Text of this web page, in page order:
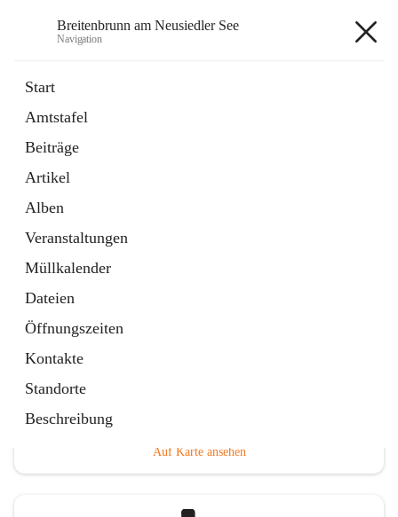
Breitenbrunn am Neusiedler See
Navigation
Start
Amtstafel
Beiträge
Artikel
Alben
Veranstaltungen
Müllkalender
Dateien
Öffnungszeiten
Kontakte
Standorte
Beschreibung
18 Schnellzugriffe
Gemeindeservice
Auf Karte ansehen